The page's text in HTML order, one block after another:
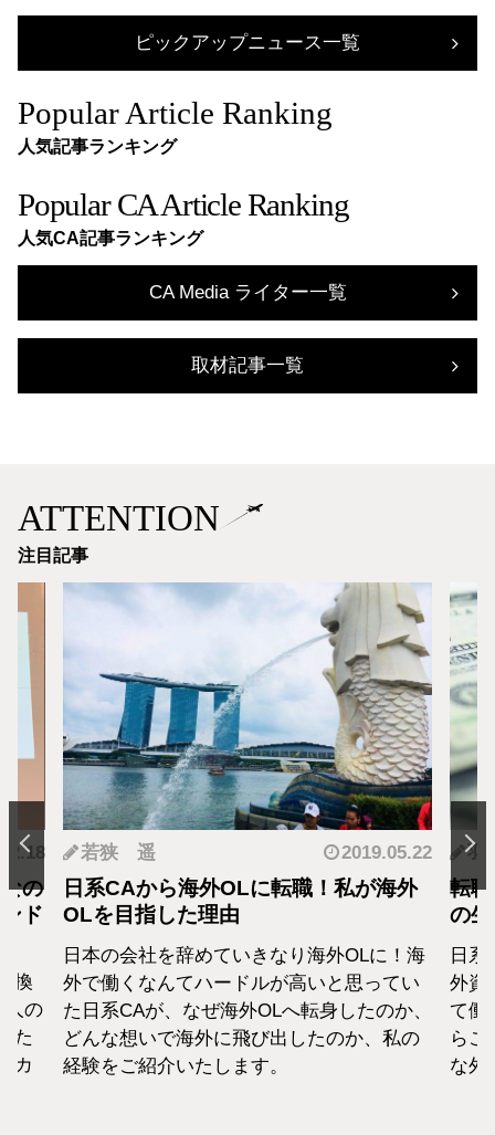
ピックアップニュース一覧
Popular Article Ranking
人気記事ランキング
Popular CA Article Ranking
人気CA記事ランキング
CA Media ライター一覧
取材記事一覧
ATTENTION
注目記事
の
ド
換
人の
た
カ
若狭 遥 2019.05.22
日系CAから海外OLに転職！私が海外
OLを目指した理由
日本の会社を辞めていきなり海外OLに！海
外で働くなんてハードルが高いと思ってい
た日系CAが、なぜ海外OLへ転身したのか、
どんな想いで海外に飛び出したのか、私の
経験をご紹介いたします。
羽
転
の
日
外資
て働
らこ
な外